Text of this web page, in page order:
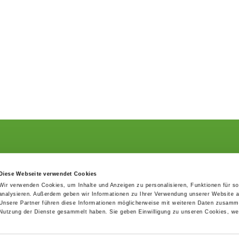
Webseite verwendet Cookies
verwenden Cookies, um Inhalte und Anzeigen zu personalisieren, Funktionen für
Außerdem geben wir Informationen zu Ihrer Verwendung unserer
Partner führen diese Informationen möglicherweise mit weiteren Daten
Nutzung der Dienste gesammelt haben. Sie geben Einwilligung zu unseren Cookies,
the breed
Structur
SV magazine
Local groups
Youth
Supra-regional
Events calender